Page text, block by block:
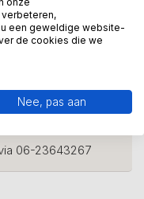
wijnliefhebbers(2)
dit
06-23643267
een geweldige website-
de cookies die we
Nee, pas aan